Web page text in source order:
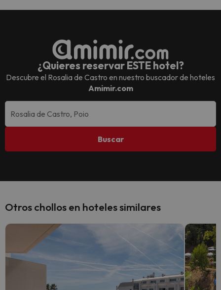
¿Quieres reservar ESTE hotel?
Descubre el Rosalia de Castro en nuestro buscador de hoteles
Amimir.com
Buscar
Otros chollos en hoteles similares